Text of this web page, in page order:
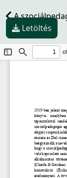
A
Letöltés